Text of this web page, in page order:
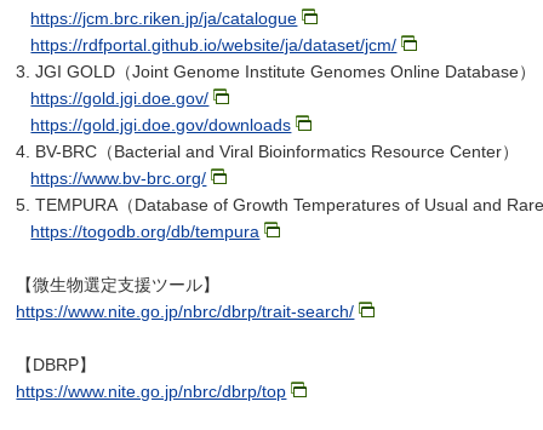
https://jcm.brc.riken.jp/ja/catalogue
https://rdfportal.github.io/website/ja/dataset/jcm/
3. JGI GOLD（Joint Genome Institute Genomes Online Database）
https://gold.jgi.doe.gov/
https://gold.jgi.doe.gov/downloads
4. BV-BRC（Bacterial and Viral Bioinformatics Resource Center）
https://www.bv-brc.org/
5. TEMPURA（Database of Growth Temperatures of Usual and
https://togodb.org/db/tempura
【微生物選定支援ツール】
https://www.nite.go.jp/nbrc/dbrp/trait-search/
【DBRP】
https://www.nite.go.jp/nbrc/dbrp/top